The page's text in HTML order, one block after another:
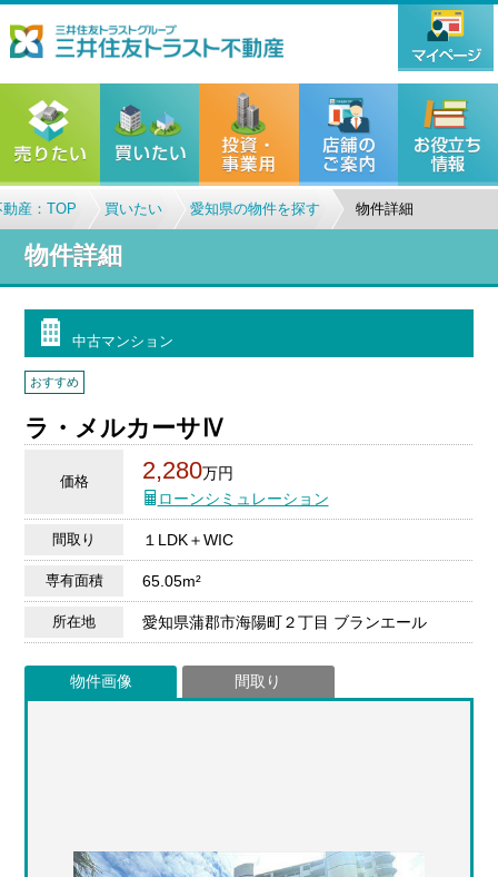
産：TOP 買いたい 愛知県の物件を探す 物件詳細
物件詳細
中古マンション
おすすめ
ラ・メルカーサⅣ
価格 2,280万円
ローンシミュレーション
間取り １LDK＋WIC
専有面積 65.05m²
所在地 愛知県蒲郡市海陽町２丁目 ブランエール
物件画像 間取り